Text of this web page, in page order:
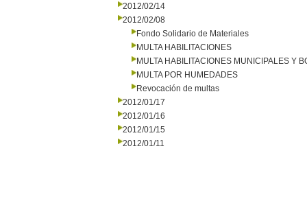
2012/02/14
2012/02/08
Fondo Solidario de Materiales
MULTA HABILITACIONES
MULTA HABILITACIONES MUNICIPALES Y
MULTA POR HUMEDADES
Revocación de multas
2012/01/17
2012/01/16
2012/01/15
2012/01/11